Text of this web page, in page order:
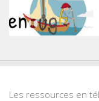
Les ressources en